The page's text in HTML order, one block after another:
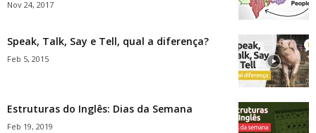
Nov 24, 2017
Speak, Talk, Say e Tell, qual a diferença?
Feb 5, 2015
Estruturas do Inglês: Dias da Semana
Feb 19, 2019